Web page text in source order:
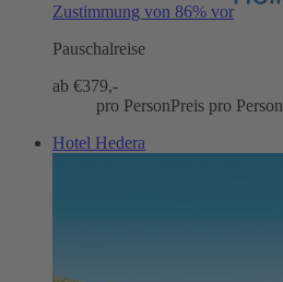
Zustimmung von 86% vor
Pauschalreise
ab €379,-
pro PersonPreis pro Person
Hotel Hedera